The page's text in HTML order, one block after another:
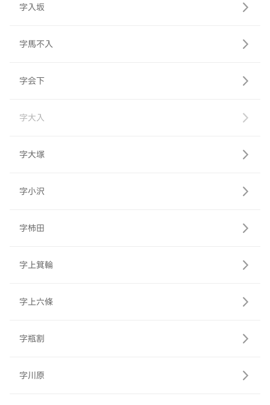
字入坂
字馬不入
字会下
字大入
字大塚
字小沢
字柿田
字上箕輪
字上六條
字瓶割
字川原